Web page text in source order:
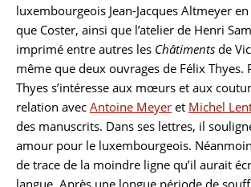
luxembourgeois Jean-Jacques Altmeyer
que Coster, ainsi que l’atelier de Henri
imprimé entre autres les Châtiments de
même que deux ouvrages de Félix Thyes.
Thyes s’intéresse aux mœurs et aux
relation avec Antoine Meyer et Michel
des manuscrits. Dans ses lettres, il
amour pour le luxembourgeois.
de trace de la moindre ligne qu’il aurait
langue. Après une longue période de